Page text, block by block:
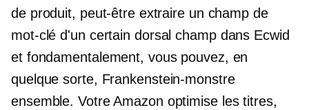
de produit, peut-être extraire un champ de
mot-clé d'un certain dorsal champ dans Ecwid
et fondamentalement, vous pouvez, en
quelque sorte, Frankenstein-monstre
ensemble. Votre Amazon optimise les titres,